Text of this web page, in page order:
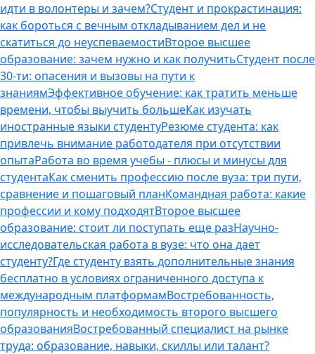
идти в волонтеры и зачем?Студент и прокрастинация:
как бороться с вечным откладыванием дел и не
скатиться до неуспеваемостиВторое высшее
образование: зачем нужно и как получитьСтудент после
30-ти: опасения и вызовы на пути к
знаниямЭффективное обучение: как тратить меньше
времени, чтобы выучить большеКак изучать
иностранные языки студентуРезюме студента: как
привлечь внимание работодателя при отсутствии
опытаРабота во время учебы - плюсы и минусы для
студентаКак сменить профессию после вуза: три пути,
сравнение и пошаговый планКомандная работа: какие
профессии и кому подходятВторое высшее
образование: стоит ли поступать еще разНаучно-
исследовательская работа в вузе: что она дает
студенту?Где студенту взять дополнительные знания
бесплатно в условиях ограниченного доступа к
международным платформамВостребованность,
популярность и необходимость второго высшего
образованияВостребованный специалист на рынке
труда: образование, навыки, скиллы или талант?